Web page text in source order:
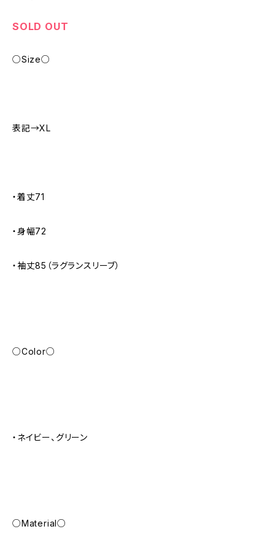
SOLD OUT
○Size○
表記→XL
・着丈71
・身幅72
・袖丈85（ラグランスリーブ）
○Color○
・ネイビー、グリーン
○Material○